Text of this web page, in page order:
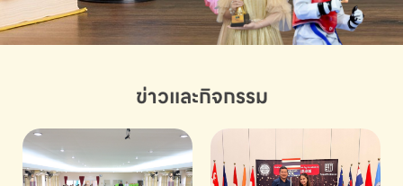
ข่าวและกิจกรรม